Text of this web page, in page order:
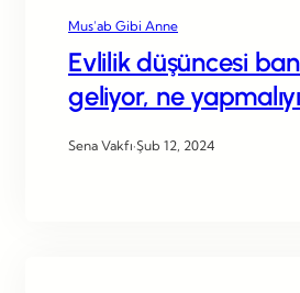
Mus’ab Gibi Anne
Evlilik düşüncesi
geliyor, ne
Sena Vakfı·Şub 12, 2024